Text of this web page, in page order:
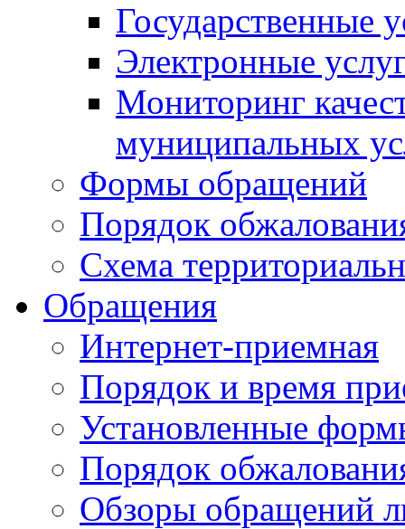
Государственные
Электронные
Мониторинг
муниципальных
Формы обращений
Порядок
Схема
Обращения
Интернет-приемная
Порядок и время
Установленные
Порядок
Обзоры обращений